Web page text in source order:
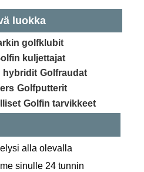
luokka
golfklubit
kuljettajat
hybridit Golfraudat
Golfputterit
Golfin tarvikkeet
alla olevalla
sinulle 24 tunnin